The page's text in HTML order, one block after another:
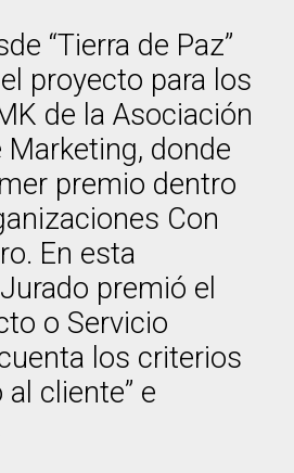
“Tierra de Paz”
proyecto para los
de la Asociación
Marketing, donde
premio dentro
Con
En esta
premió el
o Servicio
los criterios
al cliente” e